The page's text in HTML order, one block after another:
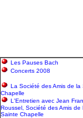
Les Pauses Bach
Concerts 2008
La Société des Amis de la
Chapelle
L'Entretien avec Jean
Roussel, Société des Amis de
Sainte Chapelle